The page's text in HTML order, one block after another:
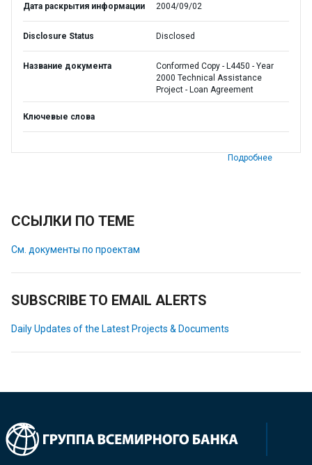
Дата раскрытия информации 2004/09/02
Disclosure Status Disclosed
Название документа
Conformed Copy - L4450 - Year
2000 Technical Assistance
Project - Loan Agreement
Ключевые слова
Подробнее
ССЫЛКИ ПО ТЕМЕ
См. документы по проектам
SUBSCRIBE TO EMAIL ALERTS
Daily Updates of the Latest Projects & Documents